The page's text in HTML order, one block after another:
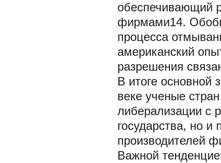
обеспечивающий
фирмами14.
процесса
американский
разрешения
В итоге основной
веке ученые
либерализации с
государства, но и
производителей
Важной